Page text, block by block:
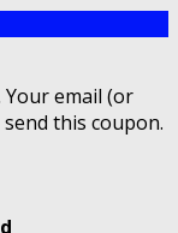
email (or
this coupon.